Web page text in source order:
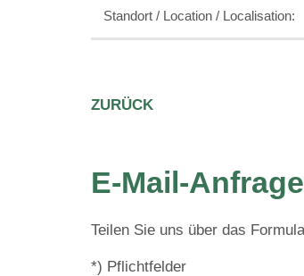
Standort / Location / Localisation:
ZURÜCK
E-Mail-Anfrage
Teilen Sie uns über das
*) Pflichtfelder